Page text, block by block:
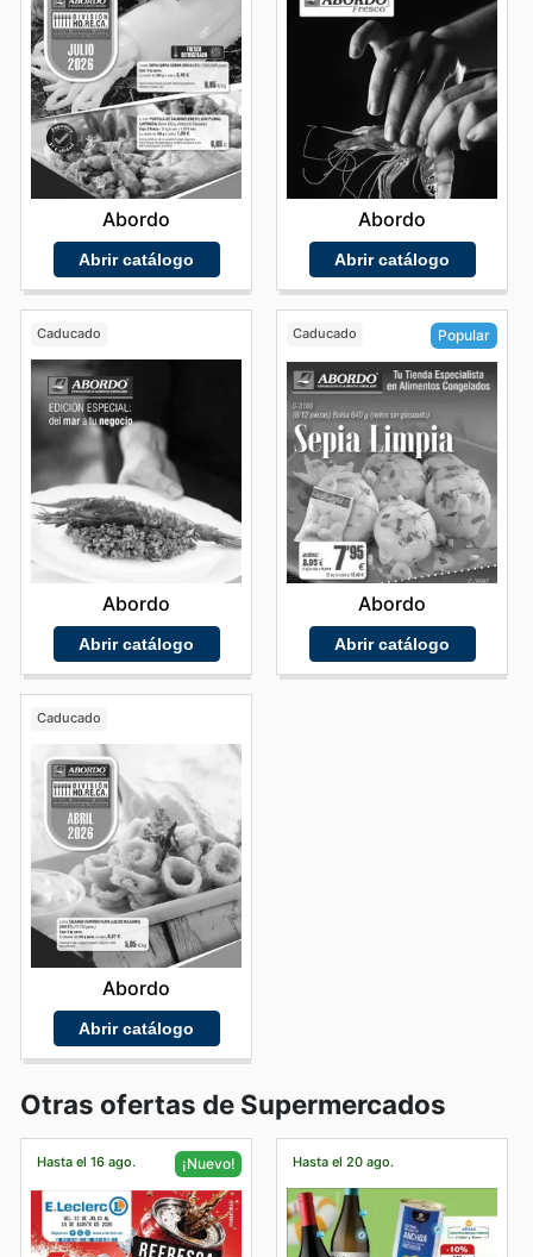
Abordo
Abrir catálogo
Abordo
Abrir catálogo
Caducado
Abordo
Abrir catálogo
Caducado Popular
Abordo
Abrir catálogo
Caducado
Abordo
Abrir catálogo
Otras ofertas de Supermercados
Hasta el 16 ago. ¡Nuevo! Hasta el 20 ago.